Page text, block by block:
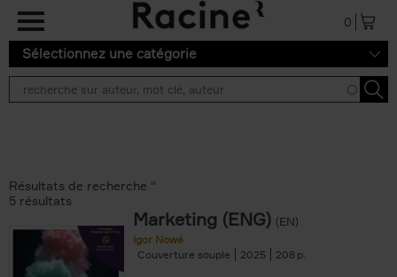
Aller au contenu principal
0
Sélectionnez une catégorie
Résultats de recherche ''
5 résultats
Marketing (ENG) (EN)
Igor Nowé
Couverture souple
2025 208